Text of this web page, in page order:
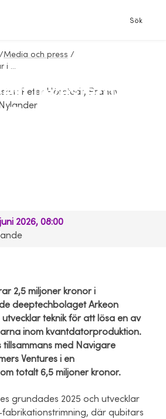
Sök
/Media och press /
Almi Invest investerar i Arkeon Technologies för skalbar kvantdatorproduktion
investerar
Technologies
juni 2026, 08:00
2,5 miljoner kronor i
deeptechbolaget Arkeon
utvecklar teknik för att lösa en av
inom kvantdatorproduktion.
tillsammans med Navigare
Ventures i en
totalt 6,5 miljoner kronor.
grundades 2025 och utvecklar
där qubitars